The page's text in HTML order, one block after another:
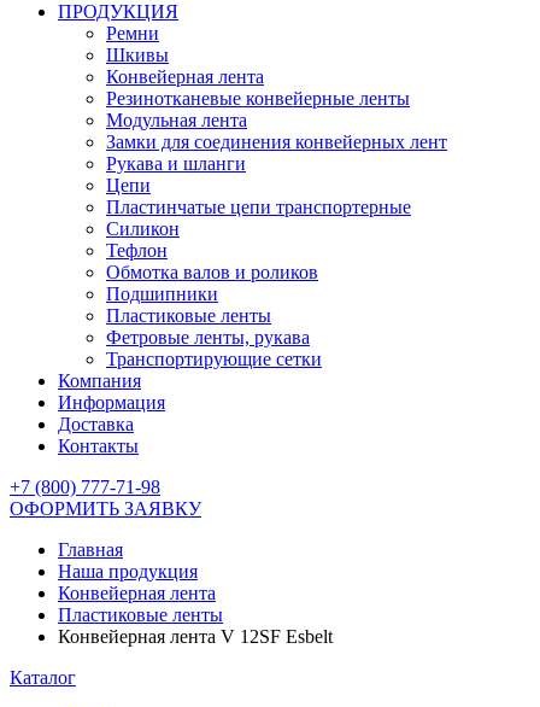
ПРОДУКЦИЯ
Ремни
Шкивы
Конвейерная лента
Резинотканевые конвейерные ленты
Модульная лента
Замки для соединения конвейерных лент
Рукава и шланги
Цепи
Пластинчатые цепи транспортерные
Силикон
Тефлон
Обмотка валов и роликов
Подшипники
Пластиковые ленты
Фетровые ленты, рукава
Транспортирующие сетки
Компания
Информация
Доставка
Контакты
+7 (800) 777-71-98
ОФОРМИТЬ ЗАЯВКУ
Главная
Наша продукция
Конвейерная лента
Пластиковые ленты
Конвейерная лента V 12SF Esbelt
Каталог